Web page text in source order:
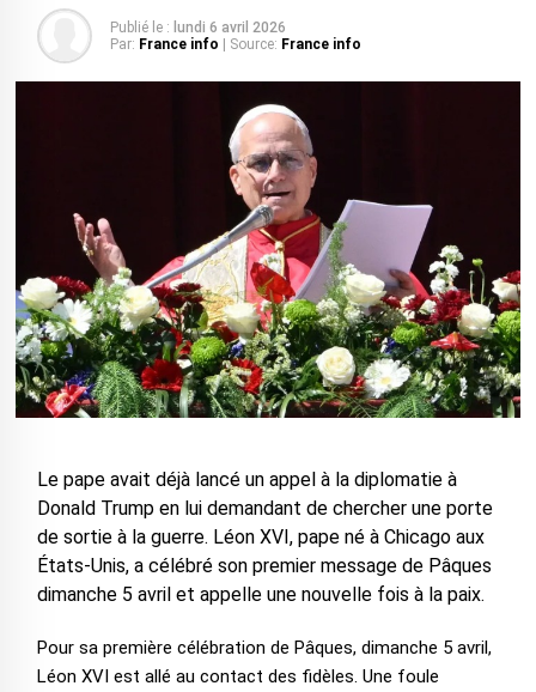
Publié le : lundi 6 avril 2026
Par: France info | Source: France info
Le pape avait déjà lancé un appel à la diplomatie à
Donald Trump en lui demandant de chercher une porte
de sortie à la guerre. Léon XVI, pape né à Chicago aux
États-Unis, a célébré son premier message de Pâques
dimanche 5 avril et appelle une nouvelle fois à la paix.
Pour sa première célébration de Pâques, dimanche 5 avril,
Léon XVI est allé au contact des fidèles. Une foule